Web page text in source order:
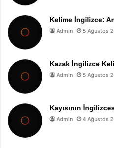
Kelime İngilizce:
Admin 5 Ağustos
Kazak İngilizce
Admin 5 Ağustos
Kayısının
Admin 4 Ağustos